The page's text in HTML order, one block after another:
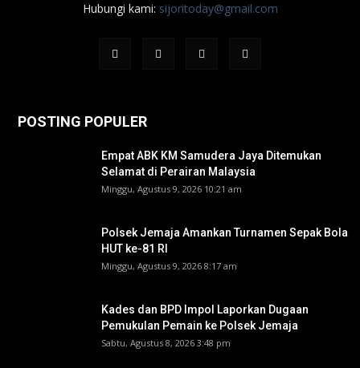
Hubungi kami: sijoritoday@gmail.com
POSTING POPULER
Empat ABK KM Samudera Jaya Ditemukan
Selamat di Perairan Malaysia
Minggu, Agustus 9, 2026 10:21 am
Polsek Jemaja Amankan Turnamen Sepak Bola
HUT ke-81 RI ‎
Minggu, Agustus 9, 2026 8:17 am
Kades dan BPD Impol Laporkan Dugaan
Pemukulan Pemain ke Polsek Jemaja
Sabtu, Agustus 8, 2026 3:48 pm